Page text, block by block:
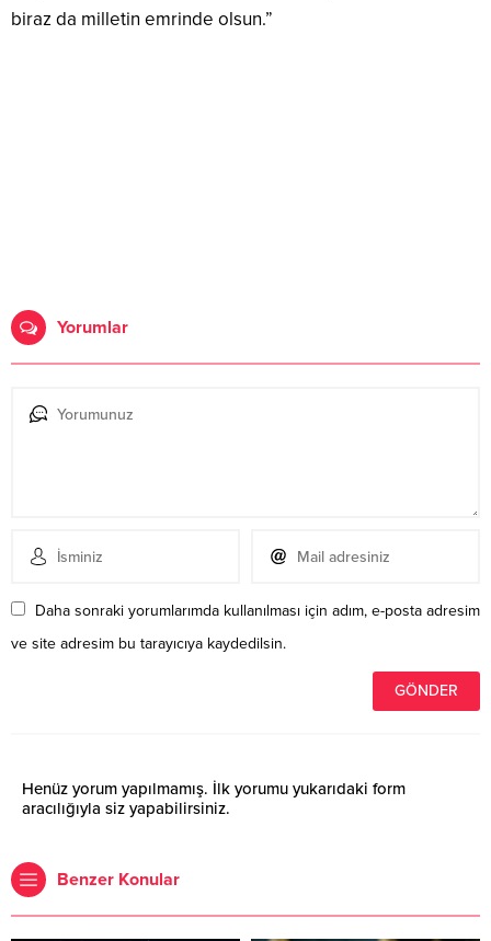
biraz da milletin emrinde olsun.”
Yorumlar
Daha sonraki yorumlarımda kullanılması için adım, e-posta adresim
ve site adresim bu tarayıcıya kaydedilsin.
Henüz yorum yapılmamış. İlk yorumu yukarıdaki form
aracılığıyla siz yapabilirsiniz.
Benzer Konular